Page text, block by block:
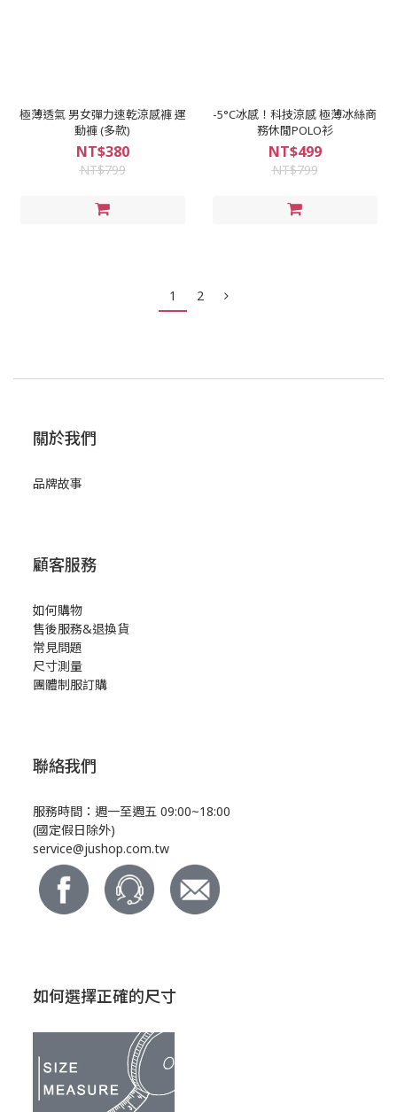
極薄透氣 男女彈力速乾涼感褲 運
動褲 (多款)
NT$380
NT$799
-5°C冰感！科技涼感 極薄冰絲商
務休閒POLO衫
NT$499
NT$799
1 2
關於我們
品牌故事
顧客服務
如何購物
售後服務&退換貨
常見問題
尺寸測量
團體制服訂購
聯絡我們
服務時間：週一至週五 09:00~18:00
(國定假日除外)
service@jushop.com.tw
如何選擇正確的尺寸